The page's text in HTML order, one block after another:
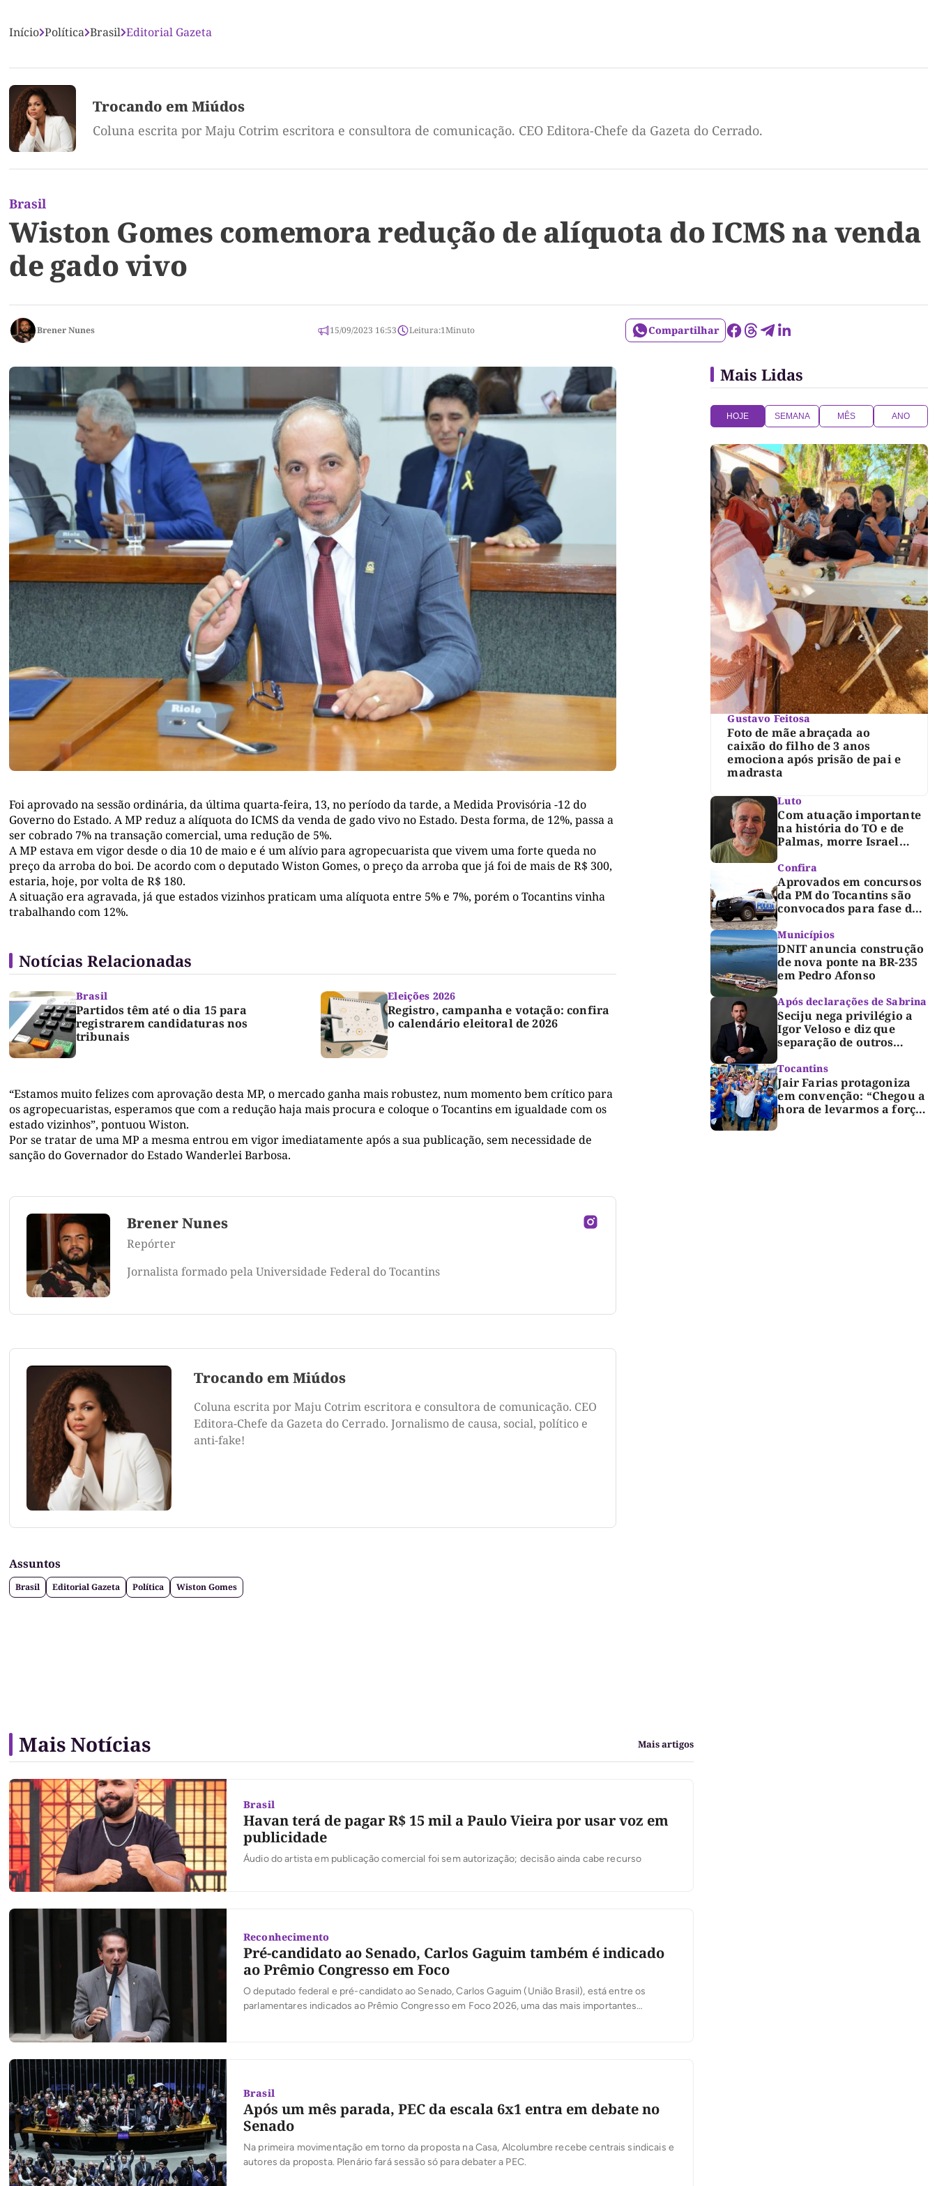
Início Política Brasil Editorial Gazeta
Trocando em Miúdos
Coluna escrita por Maju Cotrim escritora e consultora de comunicação. CEO Editora-Chefe da Gazeta do Cerrado.
Brasil
Wiston Gomes comemora redução de alíquota do ICMS na venda
de gado vivo
Brener Nunes 15/09/2023 16:53 Leitura:1Minuto Compartilhar
Foi aprovado na sessão ordinária, da última quarta-feira, 13, no período da tarde, a Medida Provisória -12 do
Governo do Estado. A MP reduz a alíquota do ICMS da venda de gado vivo no Estado. Desta forma, de 12%, passa a
ser cobrado 7% na transação comercial, uma redução de 5%.
A MP estava em vigor desde o dia 10 de maio e é um alívio para agropecuarista que vivem uma forte queda no
preço da arroba do boi. De acordo com o deputado Wiston Gomes, o preço da arroba que já foi de mais de R$ 300,
estaria, hoje, por volta de R$ 180.
A situação era agravada, já que estados vizinhos praticam uma alíquota entre 5% e 7%, porém o Tocantins vinha
trabalhando com 12%.
Notícias Relacionadas
Brasil
Partidos têm até o dia 15 para
registrarem candidaturas nos
tribunais
Eleições 2026
Registro, campanha e votação: confira
o calendário eleitoral de 2026
“Estamos muito felizes com aprovação desta MP, o mercado ganha mais robustez, num momento bem crítico para
os agropecuaristas, esperamos que com a redução haja mais procura e coloque o Tocantins em igualdade com os
estado vizinhos”, pontuou Wiston.
Por se tratar de uma MP a mesma entrou em vigor imediatamente após a sua publicação, sem necessidade de
sanção do Governador do Estado Wanderlei Barbosa.
Brener Nunes
Repórter
Jornalista formado pela Universidade Federal do Tocantins
Trocando em Miúdos
Coluna escrita por Maju Cotrim escritora e consultora de comunicação. CEO
Editora-Chefe da Gazeta do Cerrado. Jornalismo de causa, social, político e
anti-fake!
Assuntos
Brasil Editorial Gazeta Política Wiston Gomes
Mais Lidas
HOJE SEMANA MÊS ANO
Gustavo Feitosa
Foto de mãe abraçada ao
caixão do filho de 3 anos
emociona após prisão de pai e
madrasta
Luto
Com atuação importante
na história do TO e de
Palmas, morre Israel
luto oficial de três dias
Confira
Aprovados em concursos
da PM do Tocantins são
convocados para fase de
Municípios
DNIT anuncia construção
de nova ponte na BR-235
em Pedro Afonso
Após declarações de Sabrina
Seciju nega privilégio a
Igor Veloso e diz que
separação de outros
segurança
Tocantins
Jair Farias protagoniza
em convenção: “Chegou a
hora de levarmos a força
Mais Notícias Mais artigos
Brasil
Havan terá de pagar R$ 15 mil a Paulo Vieira por usar voz em
publicidade
Áudio do artista em publicação comercial foi sem autorização; decisão ainda cabe recurso
Reconhecimento
Pré-candidato ao Senado, Carlos Gaguim também é indicado
ao Prêmio Congresso em Foco
O deputado federal e pré-candidato ao Senado, Carlos Gaguim (União Brasil), está entre os
parlamentares indicados ao Prêmio Congresso em Foco 2026, uma das mais importantes
Brasil
Após um mês parada, PEC da escala 6x1 entra em debate no
Senado
Na primeira movimentação em torno da proposta na Casa, Alcolumbre recebe centrais sindicais e
autores da proposta. Plenário fará sessão só para debater a PEC.